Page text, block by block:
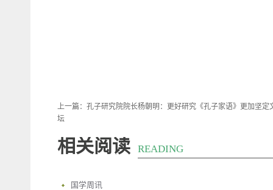
上一篇： 孔子研究院院长杨朝明：更好研究《孔子家语》更加坚定
坛
相关阅读 READING
国学周讯